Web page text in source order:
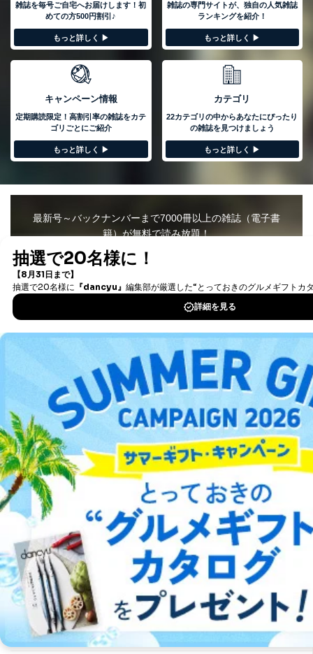
雑誌を毎号ご自宅へお届けします！初
めての方500円割引♪
もっと詳しく ▶︎
雑誌の専門サイトが、独自の人気雑誌
ランキングを紹介！
もっと詳しく ▶︎
キャンペーン情報
定期購読限定！高割引率の雑誌をカテ
ゴリごとにご紹介
もっと詳しく ▶︎
カテゴリ
22カテゴリの中からあなたにぴったり
の雑誌を見つけましょう
もっと詳しく ▶︎
最新号～バックナンバーまで7000冊以上の雑誌（電子書
籍）が無料で読み放題！
タダ読みサービスを楽しもう。
DOWNLOAD FOR IOS DOWNLOAD FOR ANDROID
女性ファッション 雑誌
メンズファッション 雑誌
ビジネス・経済 雑誌
健康・生活 雑誌
スポーツ 雑誌
バイク・自動車・乗り物 雑誌
芸能・音楽 雑誌
グルメ・料理 雑誌